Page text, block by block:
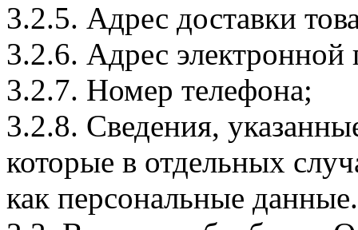
3.2.5. Адрес доставки
3.2.6. Адрес электронной
3.2.7. Номер телефона;
3.2.8. Сведения,
которые в отдельных
как персональные данные.